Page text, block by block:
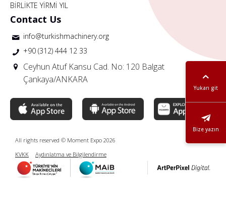
Yukarı git
Bize yazın
BİRLİKTE YİRMİ YIL
Contact Us
info@turkishmachinery.org
+90 (312) 444 12 33
Ceyhun Atuf Kansu Cad. No: 120 Balgat
Çankaya/ANKARA
All rights reserved © Moment Expo 2026
KVKK
Aydınlatma ve Bilgilendirme